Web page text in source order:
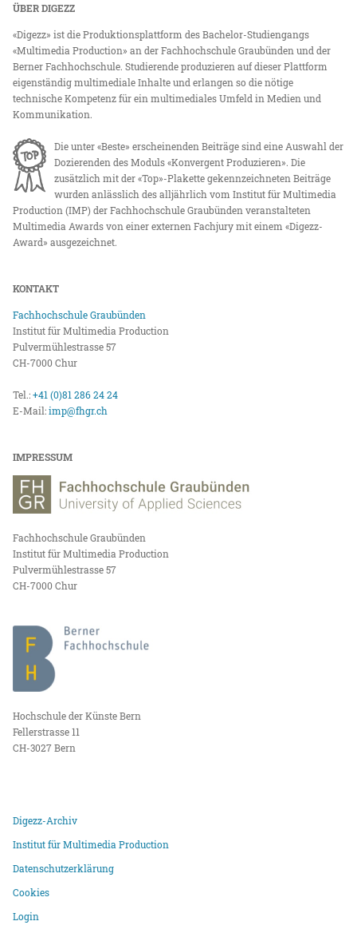
ÜBER DIGEZZ
«Digezz» ist die Produktionsplattform des Bachelor-Studiengangs
«Multimedia Production» an der Fachhochschule Graubünden und der
Berner Fachhochschule. Studierende produzieren auf dieser Plattform
eigenständig multimediale Inhalte und erlangen so die nötige
technische Kompetenz für ein multimediales Umfeld in Medien und
Kommunikation.
Die unter «Beste» erscheinenden Beiträge sind eine Auswahl der
Dozierenden des Moduls «Konvergent Produzieren». Die
zusätzlich mit der «Top»-Plakette gekennzeichneten Beiträge
wurden anlässlich des alljährlich vom Institut für Multimedia
Production (IMP) der Fachhochschule Graubünden veranstalteten
Multimedia Awards von einer externen Fachjury mit einem «Digezz-
Award» ausgezeichnet.
KONTAKT
Fachhochschule Graubünden
Institut für Multimedia Production
Pulvermühlestrasse 57
CH-7000 Chur
Tel.:+41 (0)81 286 24 24
E-Mail:imp@fhgr.ch
IMPRESSUM
Fachhochschule Graubünden
Institut für Multimedia Production
Pulvermühlestrasse 57
CH-7000 Chur
Hochschule der Künste Bern
Fellerstrasse 11
CH-3027 Bern
Digezz-Archiv
Institut für Multimedia Production
Datenschutzerklärung
Cookies
Login